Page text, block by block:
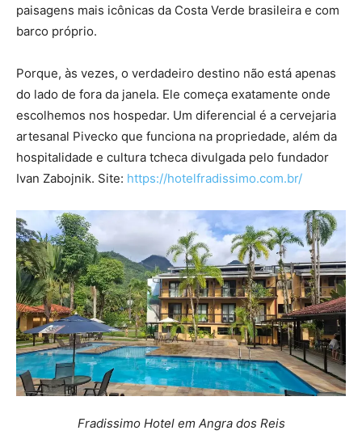
paisagens mais icônicas da Costa Verde brasileira e com
barco próprio.
Porque, às vezes, o verdadeiro destino não está apenas
do lado de fora da janela. Ele começa exatamente onde
escolhemos nos hospedar. Um diferencial é a cervejaria
artesanal Pivecko que funciona na propriedade, além da
hospitalidade e cultura tcheca divulgada pelo fundador
Ivan Zabojnik. Site: https://hotelfradissimo.com.br/
Fradissimo Hotel em Angra dos Reis